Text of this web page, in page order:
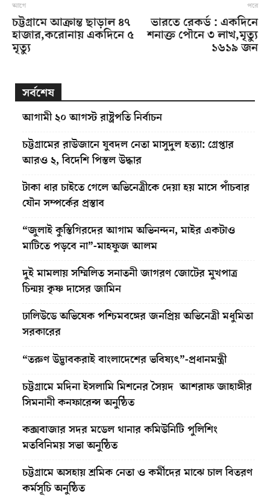
আগে
চট্টগ্রামে আক্রান্ত ছাড়াল ৪৭
হাজার,করোনায় একদিনে ৫
মৃত্যু
পরে
ভারতে রেকর্ড : একদিনে
শনাক্ত পৌনে ৩ লাখ,মৃত্যু
১৬১৯ জন
সর্বশেষ
আগামী ২০ আগস্ট রাষ্ট্রপতি নির্বাচন
চট্টগ্রামের রাউজানে যুবদল নেতা মাসুদুল হত্যা: গ্রেপ্তার
আরও ২, বিদেশি পিস্তল উদ্ধার
টাকা ধার চাইতে গেলে অভিনেত্রীকে দেয়া হয় মাসে পাঁচবার
যৌন সম্পর্কের প্রস্তাব
“জুলাই কুস্তিগিরদের আগাম অভিনন্দন, মাইর একটাও
মাটিতে পড়বে না”-মাহফুজ আলম
দুই মামলায় সম্মিলিত সনাতনী জাগরণ জোটের মুখপাত্র
চিন্ময় কৃষ্ণ দাসের জামিন
ঢালিউডে অভিষেক পশ্চিমবঙ্গের জনপ্রিয় অভিনেত্রী মধুমিতা
সরকারের
“তরুণ উদ্ভাবকরাই বাংলাদেশের ভবিষ্যৎ”-প্রধানমন্ত্রী
চট্টগ্রামে মদিনা ইসলামি মিশনের সৈয়দ আশরাফ জাহাঙ্গীর
সিমনানী কনফারেন্স অনুষ্ঠিত
কক্সবাজার সদর মডেল থানার কমিউনিটি পুলিশিং
মতবিনিময় সভা অনুষ্ঠিত
চট্টগ্রামে অসহায় শ্রমিক নেতা ও কর্মীদের মাঝে চাল বিতরণ
কর্মসূচি অনুষ্ঠিত